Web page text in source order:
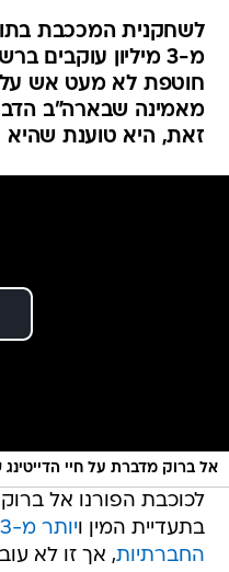
לשחקנית המככבת
מ-3 מיליון עוקבים
חוטפת לא מעט אש על
מאמינה שבארה"ב
זאת, היא טוענת שהיא
אל ברוק מדברת על חיי
לכוכבת הפורנו אל
בתעדיית המין ו
החברתיות, אך זו לא